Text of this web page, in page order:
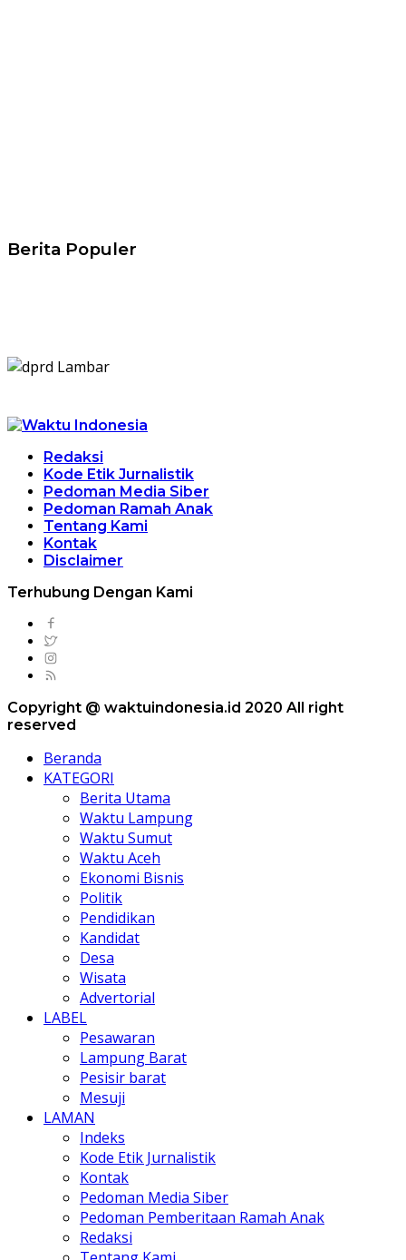
Berita Populer
Redaksi
Kode Etik Jurnalistik
Pedoman Media Siber
Pedoman Ramah Anak
Tentang Kami
Kontak
Disclaimer
Terhubung Dengan Kami
Copyright @ waktuindonesia.id 2020 All right
reserved
Beranda
KATEGORI
Berita Utama
Waktu Lampung
Waktu Sumut
Waktu Aceh
Ekonomi Bisnis
Politik
Pendidikan
Kandidat
Desa
Wisata
Advertorial
LABEL
Pesawaran
Lampung Barat
Pesisir barat
Mesuji
LAMAN
Indeks
Kode Etik Jurnalistik
Kontak
Pedoman Media Siber
Pedoman Pemberitaan Ramah Anak
Redaksi